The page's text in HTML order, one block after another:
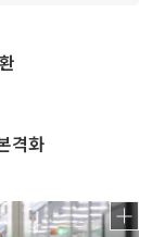
격화